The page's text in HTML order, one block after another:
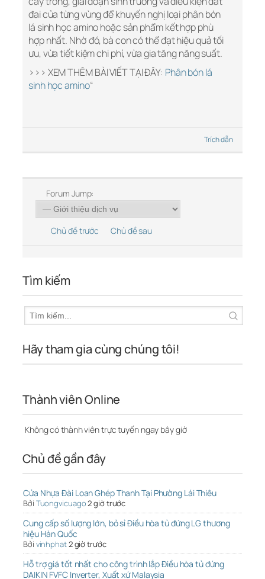
đai của từng vùng để khuyến nghị loại phân bón
lá sinh học amino hoặc sản phẩm kết hợp phù
hợp nhất. Nhờ đó, bà con có thể đạt hiệu quả tối
ưu, vừa tiết kiệm chi phí, vừa gia tăng năng suất.
>>> XEM THÊM BÀI VIẾT TẠI ĐÂY: Phân bón lá
sinh học amino“
Trích dẫn
Forum Jump:
Chủ đề trước Chủ đề sau
Tìm kiếm
Hãy tham gia cùng chúng tôi!
Thành viên Online
Không có thành viên trực tuyến ngay bây giờ
Chủ đề gần đây
Cửa Nhựa Đài Loan Ghép Thanh Tại Phường Lái Thiêu
Bởi Tuongvicuago2 giờ trước
Cung cấp số lượng lớn, bỏ sỉ Điều hòa tủ đứng LG thương
hiệu Hàn Quốc
Bởi vinhphat2 giờ trước
Hỗ trợ giá tốt nhất cho công trình lắp Điều hòa tủ đứng
DAIKIN FVFC Inverter, Xuất xứ Malaysia